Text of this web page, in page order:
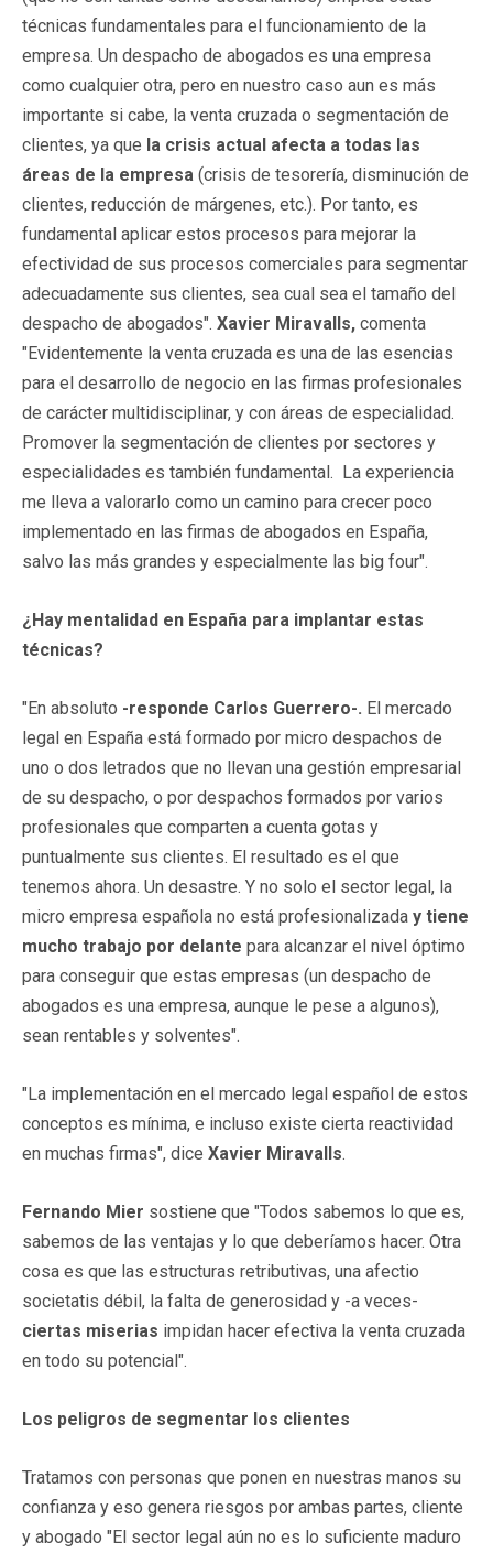
técnicas fundamentales para el funcionamiento de la
empresa. Un despacho de abogados es una empresa
como cualquier otra, pero en nuestro caso aun es más
importante si cabe, la venta cruzada o segmentación de
clientes, ya que la crisis actual afecta a todas las
áreas de la empresa (crisis de tesorería, disminución de
clientes, reducción de márgenes, etc.). Por tanto, es
fundamental aplicar estos procesos para mejorar la
efectividad de sus procesos comerciales para segmentar
adecuadamente sus clientes, sea cual sea el tamaño del
despacho de abogados". Xavier Miravalls, comenta
"Evidentemente la venta cruzada es una de las esencias
para el desarrollo de negocio en las firmas profesionales
de carácter multidisciplinar, y con áreas de especialidad.
Promover la segmentación de clientes por sectores y
especialidades es también fundamental. La experiencia
me lleva a valorarlo como un camino para crecer poco
implementado en las firmas de abogados en España,
salvo las más grandes y especialmente las big four".
¿Hay mentalidad en España para implantar estas
técnicas?
"En absoluto -responde Carlos Guerrero-. El mercado
legal en España está formado por micro despachos de
uno o dos letrados que no llevan una gestión empresarial
de su despacho, o por despachos formados por varios
profesionales que comparten a cuenta gotas y
puntualmente sus clientes. El resultado es el que
tenemos ahora. Un desastre. Y no solo el sector legal, la
micro empresa española no está profesionalizada y tiene
mucho trabajo por delante para alcanzar el nivel óptimo
para conseguir que estas empresas (un despacho de
abogados es una empresa, aunque le pese a algunos),
sean rentables y solventes".
"La implementación en el mercado legal español de estos
conceptos es mínima, e incluso existe cierta reactividad
en muchas firmas", dice Xavier Miravalls.
Fernando Mier sostiene que "Todos sabemos lo que es,
sabemos de las ventajas y lo que deberíamos hacer. Otra
cosa es que las estructuras retributivas, una afectio
societatis débil, la falta de generosidad y -a veces-
ciertas miserias impidan hacer efectiva la venta cruzada
en todo su potencial".
Los peligros de segmentar los clientes
Tratamos con personas que ponen en nuestras manos su
confianza y eso genera riesgos por ambas partes, cliente
y abogado "El sector legal aún no es lo suficiente maduro